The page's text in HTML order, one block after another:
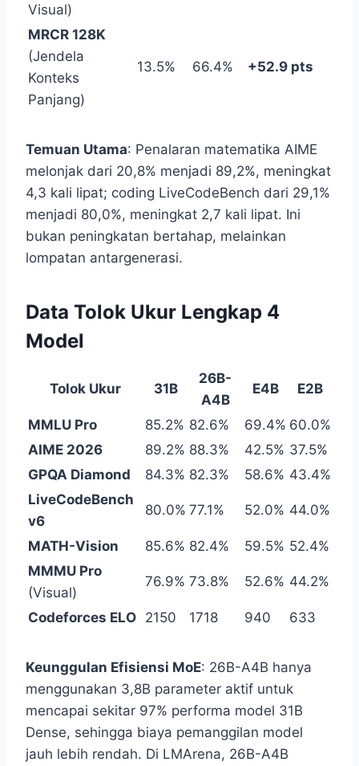
Visual)
MRCR 128K
(Jendela
Konteks
Panjang)
13.5% 66.4% +52.9 pts
Temuan Utama: Penalaran matematika AIME
melonjak dari 20,8% menjadi 89,2%, meningkat
4,3 kali lipat; coding LiveCodeBench dari 29,1%
menjadi 80,0%, meningkat 2,7 kali lipat. Ini
bukan peningkatan bertahap, melainkan
lompatan antargenerasi.
Data Tolok Ukur Lengkap 4
Model
Tolok Ukur 31B
26B-
A4B
E4B E2B
MMLU Pro 85.2% 82.6% 69.4% 60.0%
AIME 2026
89.2% 88.3% 42.5% 37.5%
GPQA Diamond
84.3% 82.3% 58.6% 43.4%
LiveCodeBench
v6
80.0% 77.1% 52.0% 44.0%
MATH-Vision 85.6% 82.4% 59.5% 52.4%
MMMU Pro
(Visual)
76.9% 73.8% 52.6% 44.2%
Codeforces ELO 2150 1718 940 633
Keunggulan Efisiensi MoE: 26B-A4B hanya
menggunakan 3,8B parameter aktif untuk
mencapai sekitar 97% performa model 31B
Dense, sehingga biaya pemanggilan model
jauh lebih rendah. Di LMArena, 26B-A4B